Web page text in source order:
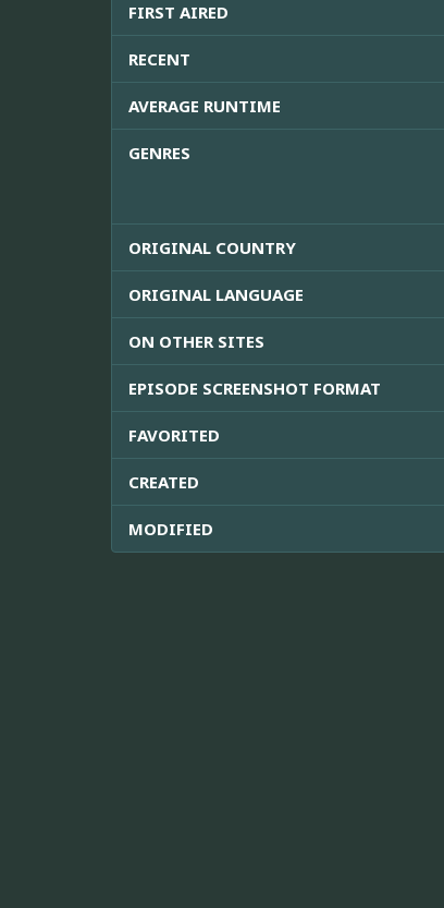
FIRST AIRED
RECENT
AVERAGE RUNTIME
GENRES
ORIGINAL COUNTRY
ORIGINAL LANGUAGE
ON OTHER SITES
EPISODE SCREENSHOT FORMAT
FAVORITED
CREATED
MODIFIED